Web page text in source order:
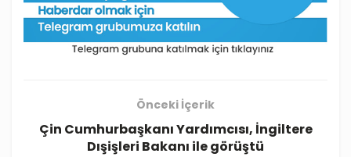
Önceki İçerik
Çin Cumhurbaşkanı Yardımcısı, İngiltere
Dışişleri Bakanı ile görüştü